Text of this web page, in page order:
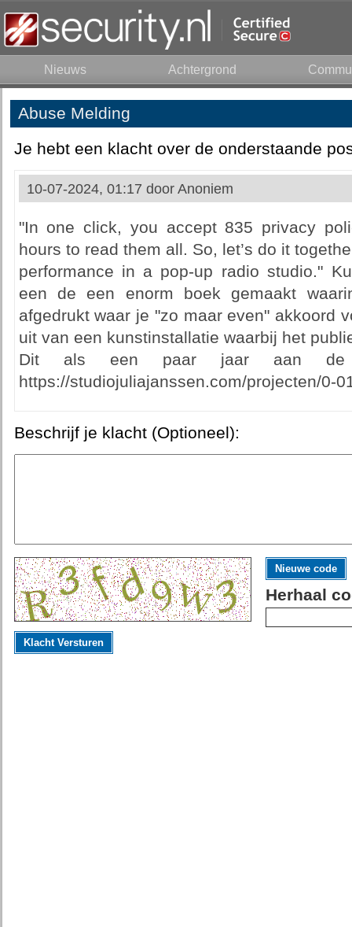
Nieuws Achtergrond
Abuse Melding
Je hebt een klacht over de onderstaande
10-07-2024, 01:17 door Anoniem
"In one click, you accept 835 privacy
hours to read them all. So, let’s do it
performance in a pop-up radio studio."
een de een enorm boek gemaakt
afgedrukt waar je "zo maar even" akkoord
uit van een kunstinstallatie waarbij het
Dit als een paar jaar aan de
https://studiojuliajanssen.com/projecten/0-
Beschrijf je klacht (Optioneel):
Nieuwe code
Herhaal
Klacht Versturen